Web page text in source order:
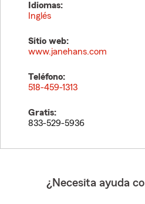
Idiomas:
Inglés
Sitio web:
www.janehans.com
Teléfono:
518-459-1313
Gratis:
833-529-5936
¿Necesita ayuda